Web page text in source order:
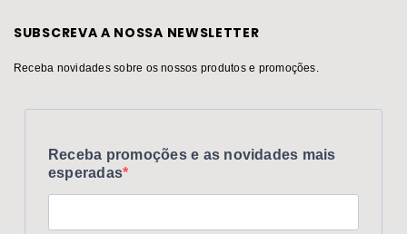
SUBSCREVA A NOSSA NEWSLETTER
Receba novidades sobre os nossos produtos e promoções.
Receba promoções e as novidades mais
esperadas